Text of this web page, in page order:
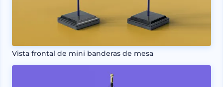
Vista frontal de mini banderas de mesa